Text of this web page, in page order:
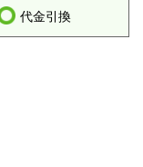
代金引換